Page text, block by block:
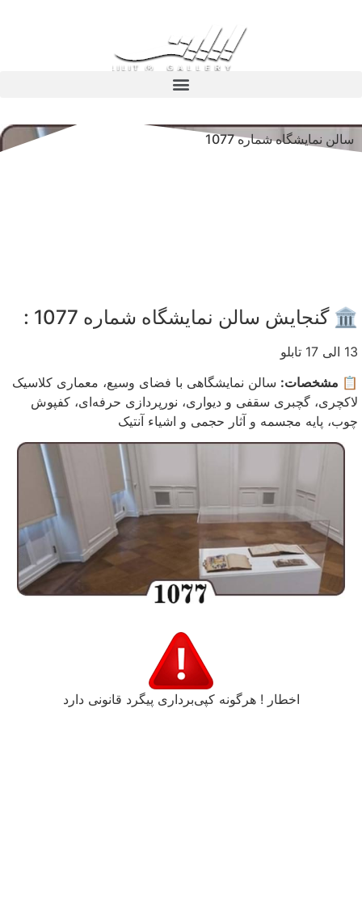
سالن نمایشگاه شماره 1077
🏛️ گنجایش سالن نمایشگاه شماره 1077 :
13 الی 17 تابلو
📋 مشخصات: سالن نمایشگاهی با فضای وسیع، معماری کلاسیک
لاکچری، گچبری سقفی و دیواری، نورپردازی حرفه‌ای، کفپوش
چوب، پایه مجسمه و آثار حجمی و اشیاء آنتیک
اخطار ! هرگونه کپی‌برداری پیگرد قانونی دارد